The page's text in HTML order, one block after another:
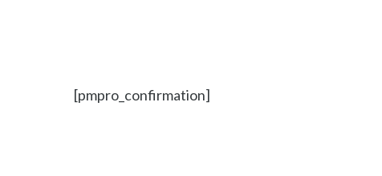
[pmpro_confirmation]